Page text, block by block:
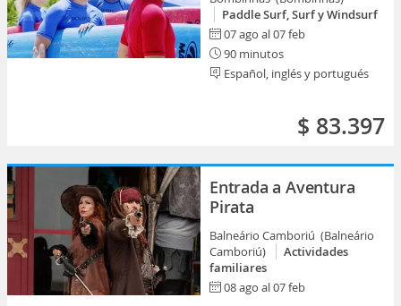
Paddle Surf, Surf y Windsurf
07 ago al 07 feb
90 minutos
Español, inglés y portugués
$ 83.397
Entrada a Aventura
Pirata
Balneário Camboriú (Balneário
Camboriú)
Actividades
familiares
08 ago al 07 feb